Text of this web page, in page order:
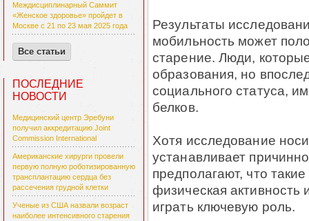
Междисциплинарный Саммит
«Женское здоровье» пройдет в
Москве с 21 по 23 мая 2025 года
Все статьи
ПОСЛЕДНИЕ
НОВОСТИ
Медицинский центр Эребуни
получил аккредитацию Joint
Commission International
Американские хирурги провели
первую полную роботизированную
трансплантацию сердца без
рассечения грудной клетки
Ученые из США назвали возраст
наиболее интенсивного старения
Результаты
мобильность может
старение. Люди,
образования, но
социального статуса,
белков.
Хотя исследование
устанавливает
предполагают, что
физическая активность
играть ключевую роль.